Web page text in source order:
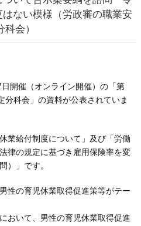
ない模様（労政審の職業安
科会）
開催（オンライン開催）の「第
科会」の資料が公表されていま
業給付制度について」及び「労働
律の規定に基づき雇用保険率を変
）」です。
性の育児休業取得促進策等がテー
おいて、男性の育児休業取得促進